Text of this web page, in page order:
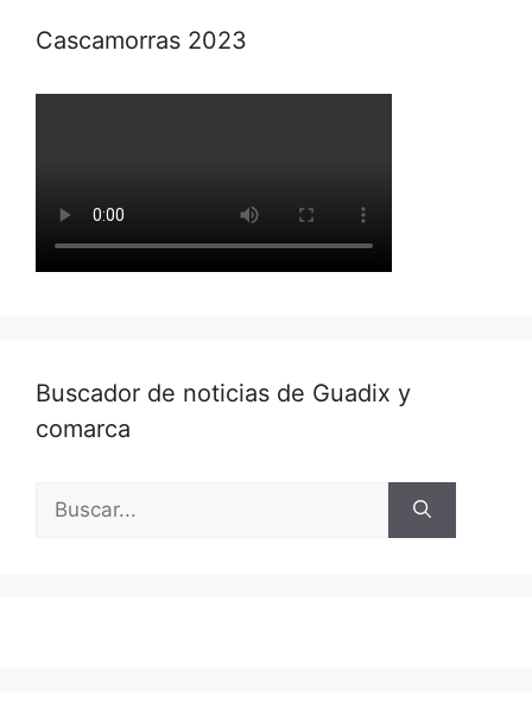
Cascamorras 2023
Buscador de noticias de Guadix y
comarca